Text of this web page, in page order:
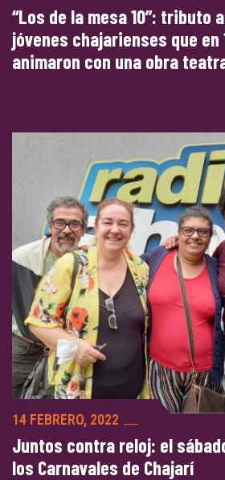
“Los de la mesa 10”: tributo
jóvenes chajarienses que en
animaron con una obra
14 FEBRERO, 2022
Juntos contra reloj: el
los Carnavales de Chajarí